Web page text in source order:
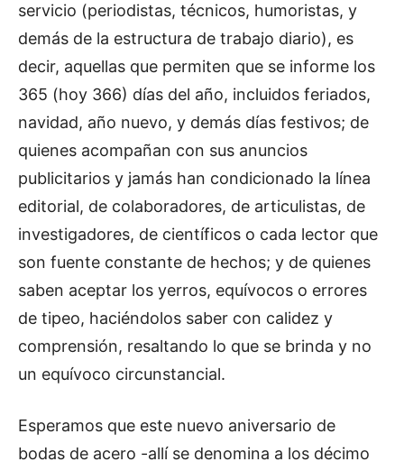
servicio (periodistas, técnicos, humoristas, y
demás de la estructura de trabajo diario), es
decir, aquellas que permiten que se informe los
365 (hoy 366) días del año, incluidos feriados,
navidad, año nuevo, y demás días festivos; de
quienes acompañan con sus anuncios
publicitarios y jamás han condicionado la línea
editorial, de colaboradores, de articulistas, de
investigadores, de científicos o cada lector que
son fuente constante de hechos; y de quienes
saben aceptar los yerros, equívocos o errores
de tipeo, haciéndolos saber con calidez y
comprensión, resaltando lo que se brinda y no
un equívoco circunstancial.
Esperamos que este nuevo aniversario de
bodas de acero -allí se denomina a los décimo